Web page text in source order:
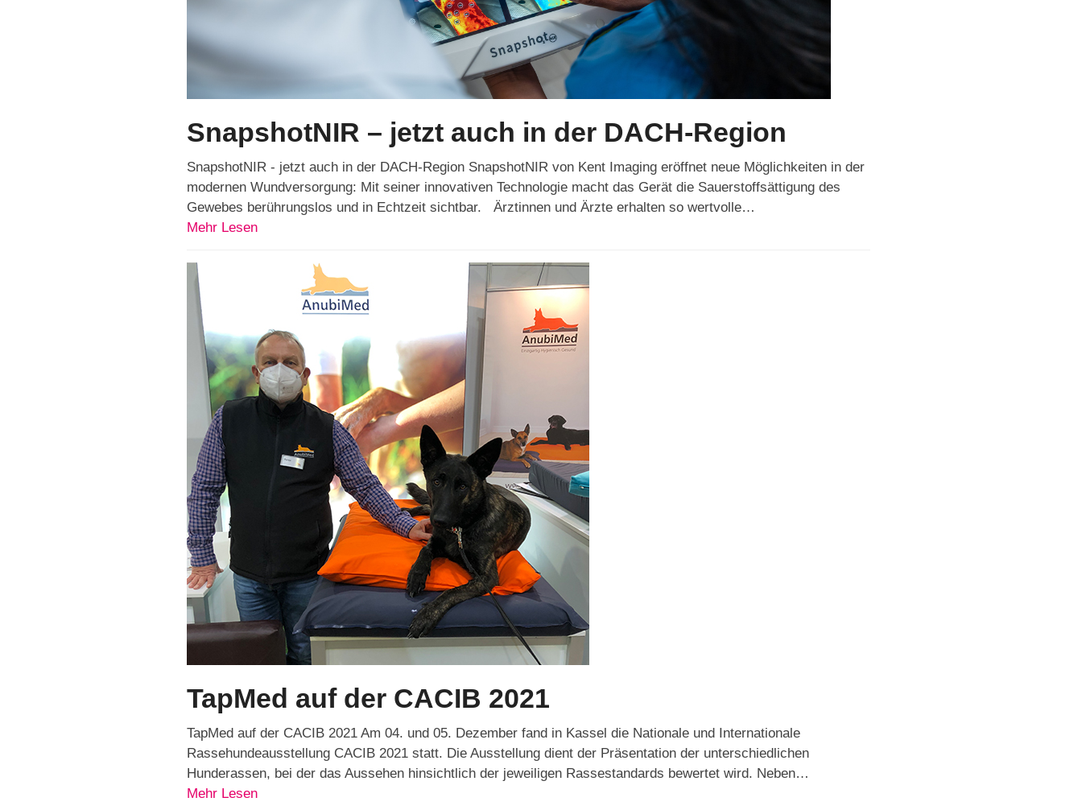
SnapshotNIR – jetzt auch in der DACH-Region
SnapshotNIR - jetzt auch in der DACH-Region SnapshotNIR von Kent Imaging eröffnet neue Möglichkeiten in der
modernen Wundversorgung: Mit seiner innovativen Technologie macht das Gerät die Sauerstoffsättigung des
Gewebes berührungslos und in Echtzeit sichtbar. Ärztinnen und Ärzte erhalten so wertvolle…
Mehr Lesen
TapMed auf der CACIB 2021
TapMed auf der CACIB 2021 Am 04. und 05. Dezember fand in Kassel die Nationale und Internationale
Rassehundeausstellung CACIB 2021 statt. Die Ausstellung dient der Präsentation der unterschiedlichen
Hunderassen, bei der das Aussehen hinsichtlich der jeweiligen Rassestandards bewertet wird. Neben…
Mehr Lesen